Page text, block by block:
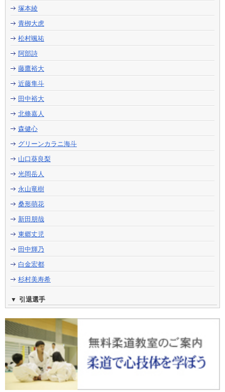
塚本綾
青栁大虎
松村颯祐
阿部詩
藤鷹裕大
近藤隼斗
田中裕大
北條嘉人
森健心
グリーンカラニ海斗
山口葵良梨
光岡岳人
永山竜樹
桑形萌花
新田朋哉
東郷丈児
田中輝乃
白金宏都
杉村美寿希
引退選手